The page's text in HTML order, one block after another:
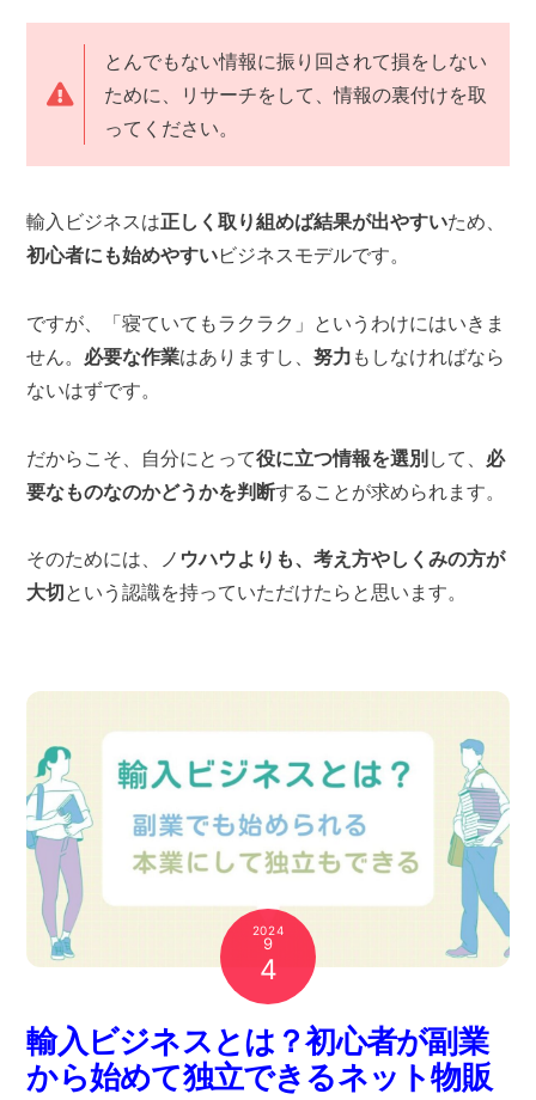
とんでもない情報に振り回されて損をしない
ために、リサーチをして、情報の裏付けを取
ってください。
輸入ビジネスは正しく取り組めば結果が出やすいため、
初心者にも始めやすいビジネスモデルです。
ですが、「寝ていてもラクラク」というわけにはいきま
せん。 必要な作業はありますし、努力 もしなければなら
ないはずです。
だからこそ、自分にとって役に立つ情報を選別して、 必
要なものなのかどうかを判断することが求められます。
そのためには、ノ ウハウよりも、考え方やしくみの方が
大切という認識を持っていただけたらと思います。
2024
9
4
輸入ビジネスとは？初心者が副業
から始めて独立できるネット物販